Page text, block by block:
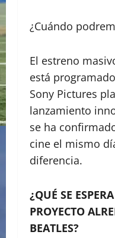
​¿Cuándo
​El estreno
está
Sony Pictures
lanzamiento
se ha
cine el mismo
diferencia.
¿QUÉ SE
PROYECTO
BEATLES?